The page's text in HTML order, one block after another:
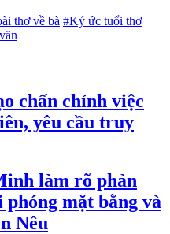
thơ về bà #Ký ức tuổi thơ
chấn chỉnh việc
yêu cầu truy
làm rõ phản
mặt bằng và
Nêu